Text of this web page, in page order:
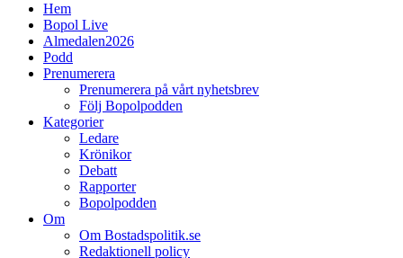
Hem
Bopol Live
Almedalen2026
Podd
Prenumerera
Prenumerera på vårt nyhetsbrev
Följ Bopolpodden
Kategorier
Ledare
Krönikor
Debatt
Rapporter
Bopolpodden
Om
Om Bostadspolitik.se
Redaktionell policy